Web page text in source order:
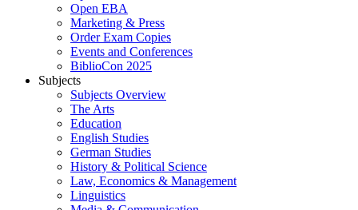
Open EBA
Marketing & Press
Order Exam Copies
Events and Conferences
BiblioCon 2025
Subjects
Subjects Overview
The Arts
Education
English Studies
German Studies
History & Political Science
Law, Economics & Management
Linguistics